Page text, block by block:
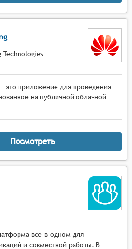
Technologies
— это приложение для проведения
на публичной облачной
Посмотреть
всё-в-одном для
и совместной работы. В